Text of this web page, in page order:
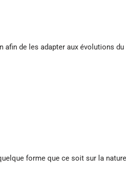
de les adapter aux évolutions
forme que ce soit sur la